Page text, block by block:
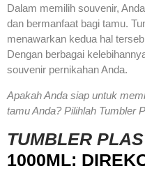
Dalam memilih souvenir,
dan bermanfaat bagi tamu.
menawarkan kedua hal
Dengan berbagai
souvenir pernikahan Anda.
Apakah Anda siap untuk
tamu Anda? Pilihlah Tumbler
TUMBLER
1000ML: